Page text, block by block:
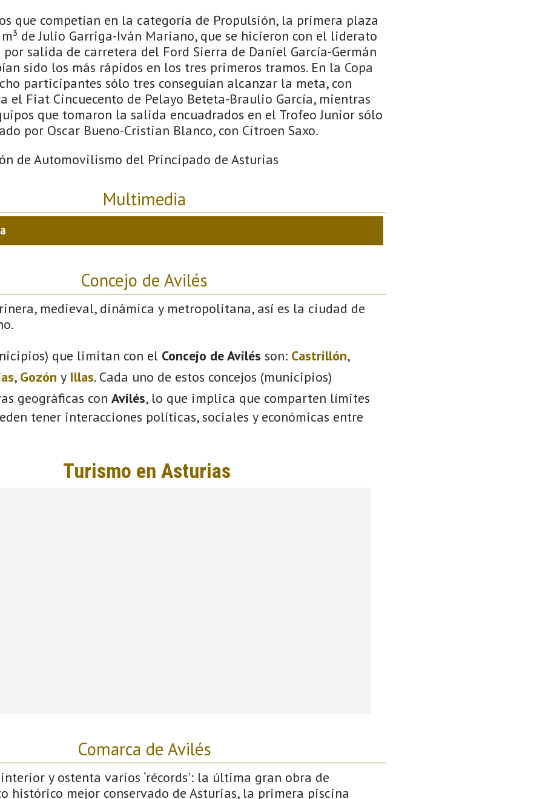
que competían en la categoría de Propulsión, la primera plaza
de Julio Garriga-Iván Mariano, que se hicieron con el liderato
salida de carretera del Ford Sierra de Daniel García-Germán
sido los más rápidos en los tres primeros tramos. En la Copa
participantes sólo tres conseguían alcanzar la meta, con
el Fiat Cincuecento de Pelayo Beteta-Braulio García, mientras
que tomaron la salida encuadrados en el Trofeo Junior sólo
por Oscar Bueno-Cristian Blanco, con Citroen Saxo.
de Automovilismo del Principado de Asturias
Multimedia
Concejo de Avilés
medieval, dinámica y metropolitana, así es la ciudad de
que limitan con el Concejo de Avilés son: Castrillón,
, Gozón y Illas. Cada uno de estos concejos (municipios)
geográficas con Avilés, lo que implica que comparten límites
tener interacciones políticas, sociales y económicas entre
Comarca de Avilés
y ostenta varios ‘récords': la última gran obra de
histórico mejor conservado de Asturias, la primera piscina